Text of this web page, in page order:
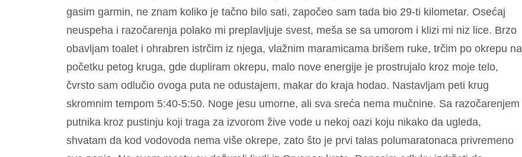
gasim garmin, ne znam koliko je tačno bilo sati, započeo sam tada bio 29-ti kilometar. Osećaj
neuspeha i razočarenja polako mi preplavljuje svest, meša se sa umorom i klizi mi niz lice. Brzo
obavljam toalet i ohrabren istrčim iz njega, vlažnim maramicama brišem ruke, trčim po okrepu na
početku petog kruga, gde dupliram okrepu, malo nove energije je prostrujalo kroz moje telo,
čvrsto sam odlučio ovoga puta ne odustajem, makar do kraja hodao. Nastavljam peti krug
skromnim tempom 5:40-5:50. Noge jesu umorne, ali sva sreća nema mučnine. Sa razočarenjem
putnika kroz pustinju koji traga za izvorom žive vode u nekoj oazi koju nikako da ugleda,
shvatam da kod vodovoda nema više okrepe, zato što je prvi talas polumaratonaca privremeno